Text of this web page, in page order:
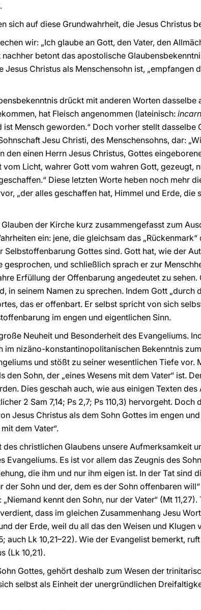
sich auf diese Grundwahrheit, die Jesus Christus
wir: „Ich glaube an Gott, den Vater, den
betont das apostolische
Christus als Menschensohn ist, „empfangen
drückt mit anderen Worten dasselbe
hat Fleisch angenommen (lateinisch:
Mensch geworden.“ Doch vorher stellt dasselbe
Jesu Christi, des Menschensohns, dar:
den einen Herrn Jesus Christus, Gottes
Licht, wahrer Gott vom wahren Gott, gezeugt,
Diese letzten Worte heben noch mehr
„der alles geschaffen hat, Himmel und Erde, die
der Kirche kurz zusammengefasst zum
ein: jene, die gleichsam das
Selbstoffenbarung Gottes sind. Gott hat, wie der
gesprochen, und schließlich sprach er zur
Erfüllung der Offenbarung angedeutet zu
in seinem Namen zu sprechen. Indem Gott „durch
das er offenbart. Er selbst spricht von sich
im engen und eigentlichen Sinn.
Neuheit und Besonderheit des Evangeliums.
im nizäno-konstantinopolitanischen Bekenntnis
und stößt zu seiner wesentlichen Tiefe vor.
Sohn, der „eines Wesens mit dem Vater“ ist.
Dies geschah auch, wie aus einigen Texten des
2 Sam 7,14; Ps 2,7; Ps 110,3) hervorgeht. Doch
Jesus Christus als dem Sohn Gottes im engen
dem Vater“.
christlichen Glaubens unsere Aufmerksamkeit
Evangeliums. Es ist vor allem das Zeugnis des
die ihm und nur ihm eigen ist. In der Tat sind
der Sohn und der, dem es der Sohn offenbaren
kennt den Sohn, nur der Vater“ (Mt
dass im gleichen Zusammenhang Jesu
der Erde, weil du all das den Weisen und Klugen
auch Lk 10,21–22). Wie der Evangelist bemerkt,
(Lk 10,21).
Gottes, gehört deshalb zum Wesen der
selbst als Einheit der unergründlichen